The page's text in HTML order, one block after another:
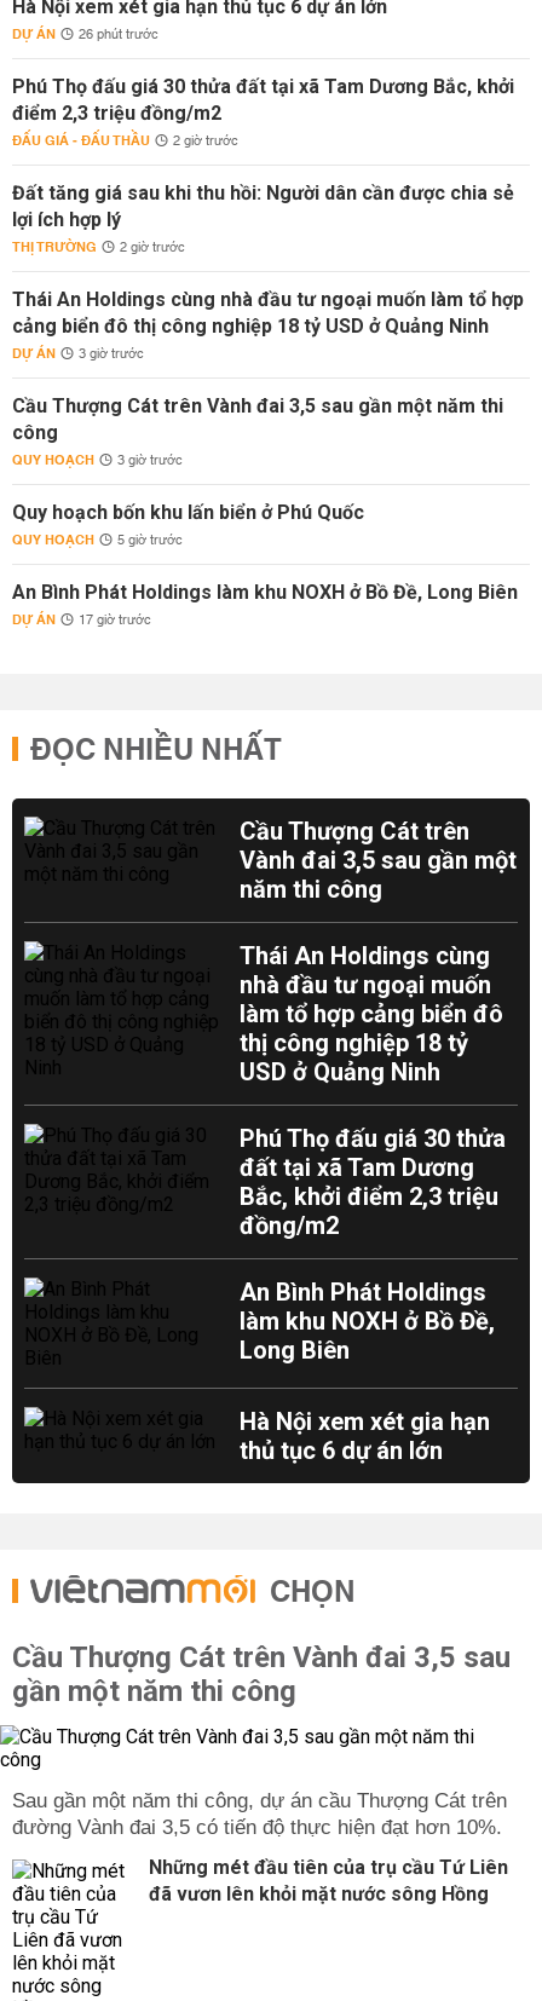
Hà Nội xem xét gia hạn thủ tục 6 dự án lớn
DỰ ÁN 26 phút trước
Phú Thọ đấu giá 30 thửa đất tại xã Tam Dương Bắc, khởi
điểm 2,3 triệu đồng/m2
ĐẤU GIÁ - ĐẤU THẦU 2 giờ trước
Đất tăng giá sau khi thu hồi: Người dân cần được chia sẻ
lợi ích hợp lý
THỊ TRƯỜNG 2 giờ trước
Thái An Holdings cùng nhà đầu tư ngoại muốn làm tổ hợp
cảng biển đô thị công nghiệp 18 tỷ USD ở Quảng Ninh
DỰ ÁN 3 giờ trước
Cầu Thượng Cát trên Vành đai 3,5 sau gần một năm thi
công
QUY HOẠCH 3 giờ trước
Quy hoạch bốn khu lấn biển ở Phú Quốc
QUY HOẠCH 5 giờ trước
An Bình Phát Holdings làm khu NOXH ở Bồ Đề, Long Biên
DỰ ÁN 17 giờ trước
ĐỌC NHIỀU NHẤT
Cầu Thượng Cát trên
Vành đai 3,5 sau gần một
năm thi công
Thái An Holdings cùng
nhà đầu tư ngoại muốn
làm tổ hợp cảng biển đô
thị công nghiệp 18 tỷ
USD ở Quảng Ninh
Phú Thọ đấu giá 30 thửa
đất tại xã Tam Dương
Bắc, khởi điểm 2,3 triệu
đồng/m2
An Bình Phát Holdings
làm khu NOXH ở Bồ Đề,
Long Biên
Hà Nội xem xét gia hạn
thủ tục 6 dự án lớn
CHỌN
Cầu Thượng Cát trên Vành đai 3,5 sau
gần một năm thi công
Sau gần một năm thi công, dự án cầu Thượng Cát trên
đường Vành đai 3,5 có tiến độ thực hiện đạt hơn 10%.
Những mét đầu tiên của trụ cầu Tứ Liên
đã vươn lên khỏi mặt nước sông Hồng